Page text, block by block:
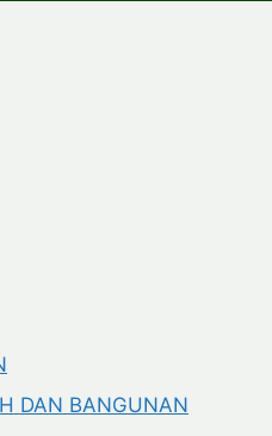
DAN BANGUNAN